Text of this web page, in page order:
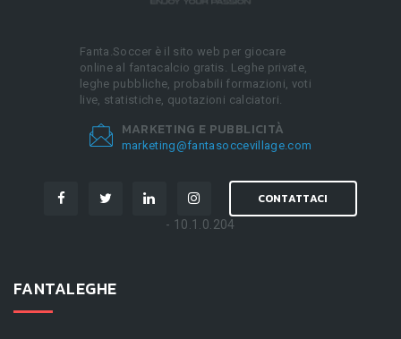
Fanta.Soccer è il sito web per giocare
online al fantacalcio gratis. Leghe private,
leghe pubbliche, probabili formazioni, voti
live, statistiche, quotazioni calciatori.
MARKETING E PUBBLICITÀ
marketing@fantasoccevillage.com
CONTATTACI
- 10.1.0.204
FANTALEGHE